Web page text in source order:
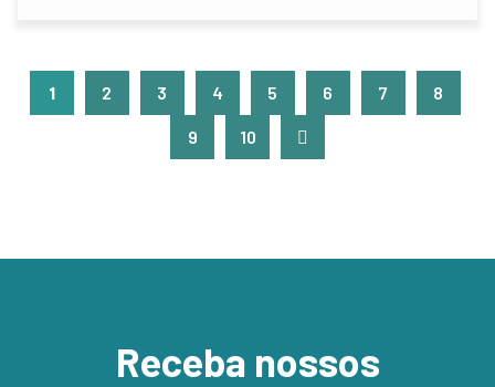
1 2 3 4 5 6 7 8
9 10
Receba nossos